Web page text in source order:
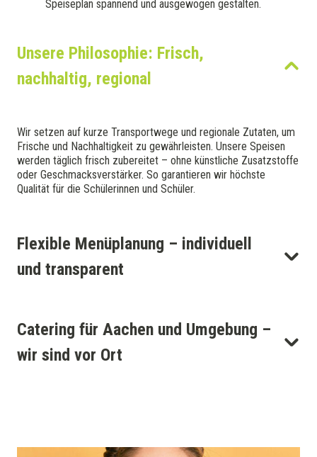
Speiseplan spannend und ausgewogen gestalten.
Unsere Philosophie: Frisch,
nachhaltig, regional
Wir setzen auf kurze Transportwege und regionale Zutaten, um
Frische und Nachhaltigkeit zu gewährleisten. Unsere Speisen
werden täglich frisch zubereitet – ohne künstliche Zusatzstoffe
oder Geschmacksverstärker. So garantieren wir höchste
Qualität für die Schülerinnen und Schüler.
Flexible Menüplanung – individuell
und transparent
Catering für Aachen und Umgebung –
wir sind vor Ort